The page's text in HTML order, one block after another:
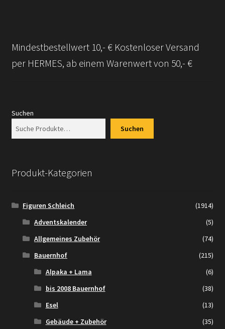
Mindestbestellwert 10,- € Kostenloser Versand
per HERMES, ab einem Warenwert von 50,- €
Suchen
Suchen
Produkt-Kategorien
Figuren Schleich
(1914)
Adventskalender
(5)
Allgemeines Zubehör
(74)
Bauernhof
(215)
Alpaka + Lama
(6)
bis 2008 Bauernhof
(38)
Esel
(13)
Gebäude + Zubehör
(35)